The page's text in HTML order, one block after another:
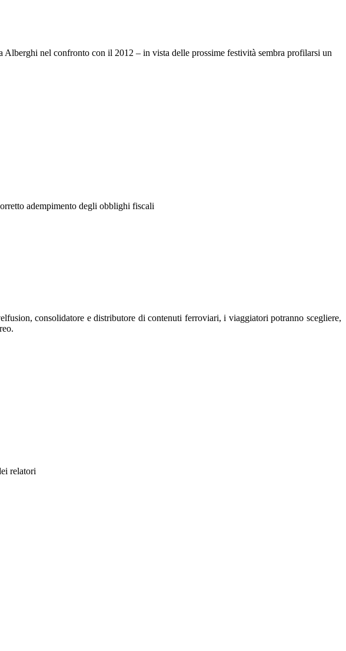
nel confronto con il 2012 – in vista delle prossime festività sembra profilarsi un
adempimento degli obblighi fiscali
consolidatore e distributore di contenuti ferroviari, i viaggiatori potranno scegliere,
relatori